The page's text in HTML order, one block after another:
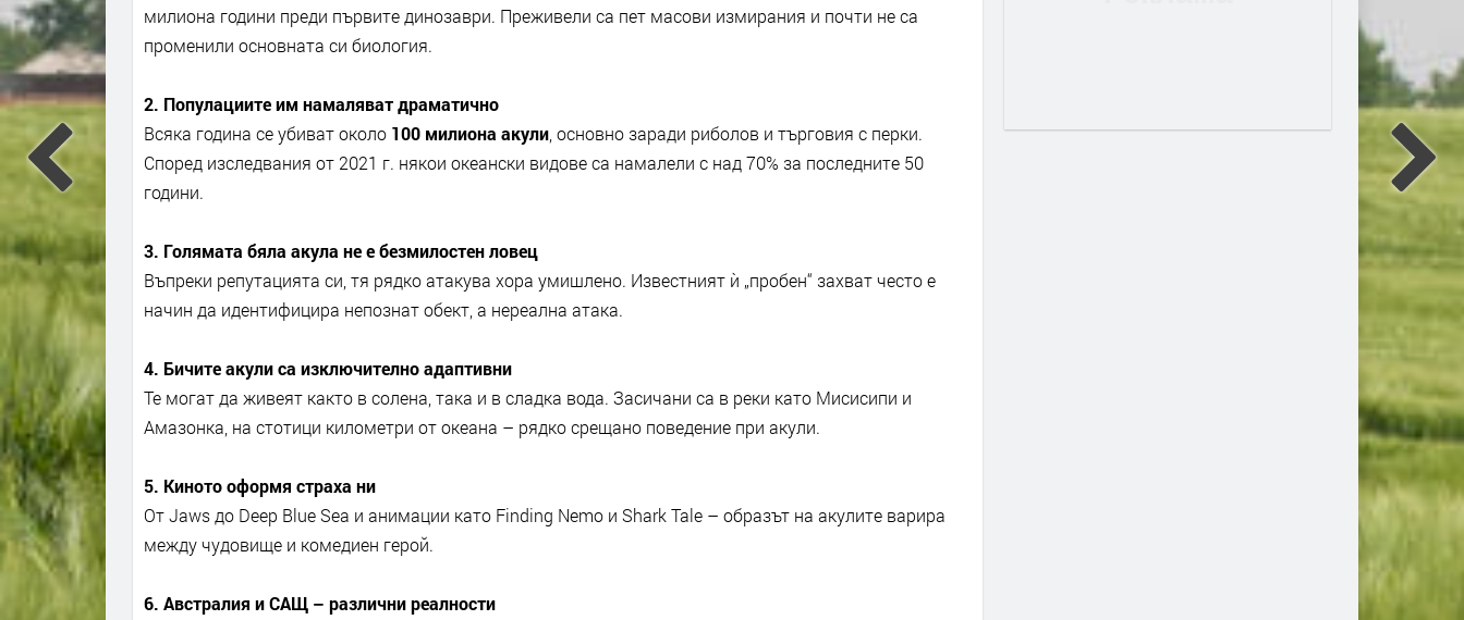
милиона години преди първите динозаври. Преживели са пет масови измирания и почти не са
променили основната си биология.
2. Популациите им намаляват драматично
Всяка година се убиват около 100 милиона акули, основно заради риболов и търговия с перки.
Според изследвания от 2021 г. някои океански видове са намалели с над 70% за последните 50
години.
3. Голямата бяла акула не е безмилостен ловец
Въпреки репутацията си, тя рядко атакува хора умишлено. Известният ѝ „пробен“ захват често е
начин да идентифицира непознат обект, а нереална атака.
4. Бичите акули са изключително адаптивни
Те могат да живеят както в солена, така и в сладка вода. Засичани са в реки като Мисисипи и
Амазонка, на стотици километри от океана – рядко срещано поведение при акули.
5. Киното оформя страха ни
От Jaws до Deep Blue Sea и анимации като Finding Nemo и Shark Tale – образът на акулите варира
между чудовище и комедиен герой.
6. Австралия и САЩ – различни реалности